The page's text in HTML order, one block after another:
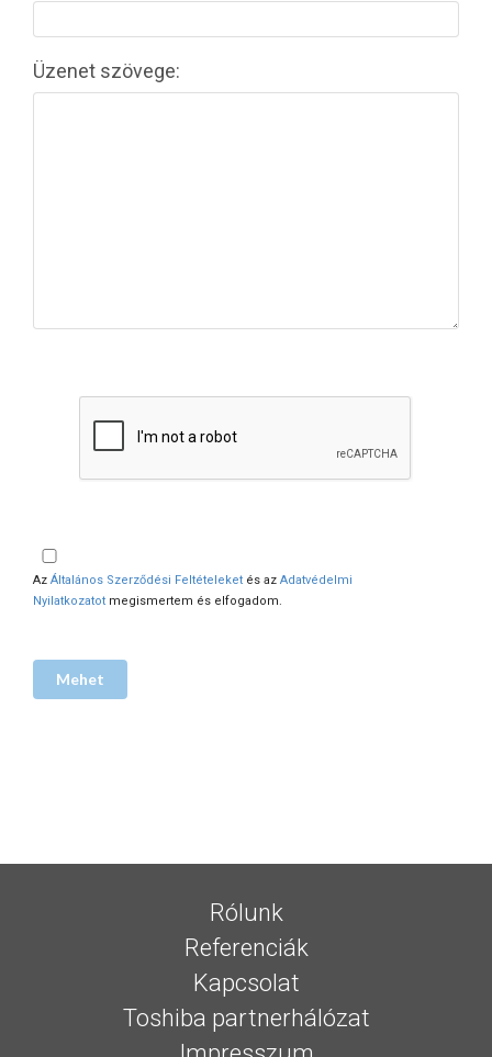
Üzenet szövege:
Az Általános Szerződési Feltételeket és az Adatvédelmi
Nyilatkozatot megismertem és elfogadom.
Rólunk
Referenciák
Kapcsolat
Toshiba partnerhálózat